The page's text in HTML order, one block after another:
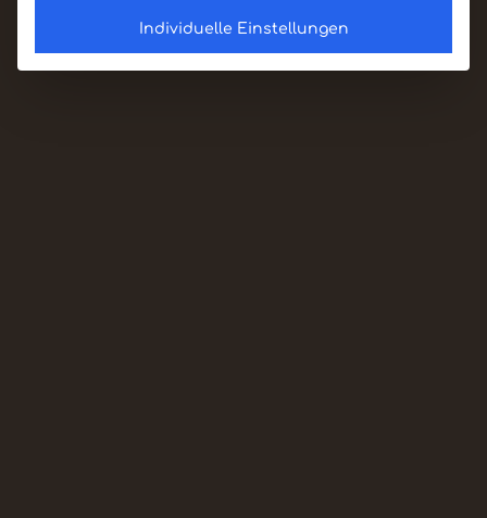
Individuelle Einstellungen